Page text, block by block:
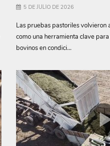
5 DE JULIO DE 2026
Las pruebas pastoriles volvieron
como una herramienta clave
bovinos en condici...